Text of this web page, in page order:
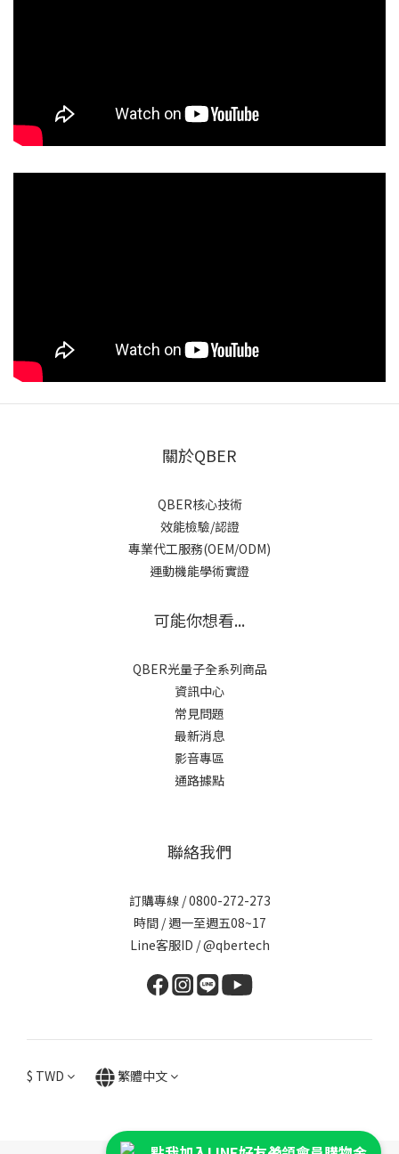
關於QBER
QBER核心技術
效能檢驗/認證
專業代工服務(OEM/ODM)
運動機能學術實證
可能你想看...
QBER光量子全系列商品
資訊中心
常見問題
最新消息
影音專區
通路據點
聯絡我們
訂購專線 / 0800-272-273
時間 / 週一至週五08~17
Line客服ID /@qbertech
$ TWD 繁體中文